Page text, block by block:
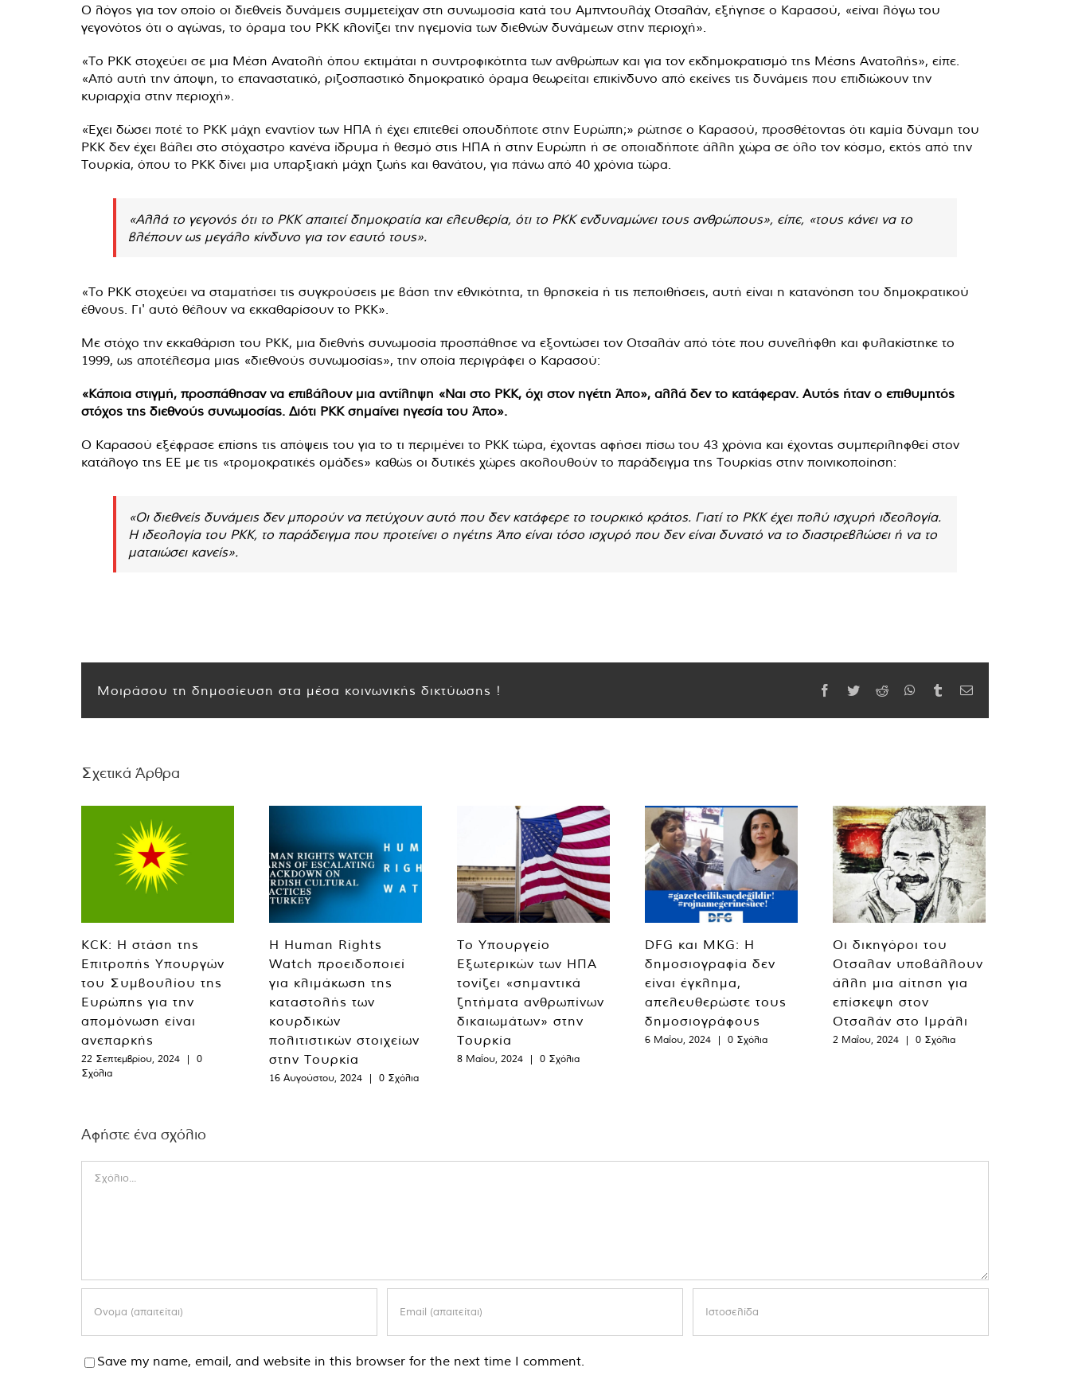
Ο λόγος για τον οποίο οι διεθνείς δυνάμεις συμμετείχαν στη συνωμοσία κατά του Αμπντουλάχ Οτσαλάν, εξήγησε ο Καρασού, «είναι λόγω του
γεγονότος ότι ο αγώνας, το όραμα του PKK κλονίζει την ηγεμονία των διεθνών δυνάμεων στην περιοχή».
«Το PKK στοχεύει σε μια Μέση Ανατολή όπου εκτιμάται η συντροφικότητα των ανθρώπων και για τον εκδημοκρατισμό της Μέσης Ανατολής», είπε.
«Από αυτή την άποψη, το επαναστατικό, ριζοσπαστικό δημοκρατικό όραμα θεωρείται επικίνδυνο από εκείνες τις δυνάμεις που επιδιώκουν την
κυριαρχία στην περιοχή».
«Έχει δώσει ποτέ το PKK μάχη εναντίον των ΗΠΑ ή έχει επιτεθεί οπουδήποτε στην Ευρώπη;» ρώτησε ο Καρασού, προσθέτοντας ότι καμία δύναμη του
PKK δεν έχει βάλει στο στόχαστρο κανένα ίδρυμα ή θεσμό στις ΗΠΑ ή στην Ευρώπη ή σε οποιαδήποτε άλλη χώρα σε όλο τον κόσμο, εκτός από την
Τουρκία, όπου το PKK δίνει μια υπαρξιακή μάχη ζωής και θανάτου, για πάνω από 40 χρόνια τώρα.
«Αλλά το γεγονός ότι το PKK απαιτεί δημοκρατία και ελευθερία, ότι το PKK ενδυναμώνει τους ανθρώπους», είπε, «τους κάνει να το
βλέπουν ως μεγάλο κίνδυνο για τον εαυτό τους».
«Το PKK στοχεύει να σταματήσει τις συγκρούσεις με βάση την εθνικότητα, τη θρησκεία ή τις πεποιθήσεις, αυτή είναι η κατανόηση του δημοκρατικού
έθνους. Γι' αυτό θέλουν να εκκαθαρίσουν το PKK».
Με στόχο την εκκαθάριση του PKK, μια διεθνής συνωμοσία προσπάθησε να εξοντώσει τον Οτσαλάν από τότε που συνελήφθη και φυλακίστηκε το
1999, ως αποτέλεσμα μιας «διεθνούς συνωμοσίας», την οποία περιγράφει ο Καρασού:
«Κάποια στιγμή, προσπάθησαν να επιβάλουν μια αντίληψη «Ναι στο PKK, όχι στον ηγέτη Άπο», αλλά δεν το κατάφεραν. Αυτός ήταν ο επιθυμητός
στόχος της διεθνούς συνωμοσίας. Διότι PKK σημαίνει ηγεσία του Άπο».
Ο Καρασού εξέφρασε επίσης τις απόψεις του για το τι περιμένει το PKK τώρα, έχοντας αφήσει πίσω του 43 χρόνια και έχοντας συμπεριληφθεί στον
κατάλογο της ΕΕ με τις «τρομοκρατικές ομάδες» καθώς οι δυτικές χώρες ακολουθούν το παράδειγμα της Τουρκίας στην ποινικοποίηση:
«Οι διεθνείς δυνάμεις δεν μπορούν να πετύχουν αυτό που δεν κατάφερε το τουρκικό κράτος. Γιατί το PKK έχει πολύ ισχυρή ιδεολογία.
Η ιδεολογία του PKK, το παράδειγμα που προτείνει ο ηγέτης Άπο είναι τόσο ισχυρό που δεν είναι δυνατό να το διαστρεβλώσει ή να το
ματαιώσει κανείς».
Μοιράσου τη δημοσίευση στα μέσα κοινωνικής δικτύωσης ! Facebook
TwitterReddit WhatsApp
TumblrEmail
Σχετικά Άρθρα
KCK: Η στάση της
Επιτροπής Υπουργών
του Συμβουλίου της
Ευρώπης για την
απομόνωση είναι
ανεπαρκής
22 Σεπτεμβρίου, 2024 |
0
Σχόλια
Η Human Rights
Watch προειδοποιεί
για κλιμάκωση της
καταστολής των
κουρδικών
πολιτιστικών στοιχείων
στην Τουρκία
16 Αυγούστου, 2024 | 0 Σχόλια
Το Υπουργείο
Εξωτερικών των ΗΠΑ
τονίζει «σημαντικά
ζητήματα ανθρωπίνων
δικαιωμάτων» στην
Τουρκία
8 Μαΐου, 2024 | 0 Σχόλια
DFG και MKG: Η
δημοσιογραφία δεν
είναι έγκλημα,
απελευθερώστε τους
δημοσιογράφους
6 Μαΐου, 2024 | 0 Σχόλια
Οι δικηγόροι του
Οτσαλαν υποβάλλουν
άλλη μια αίτηση για
επίσκεψη στον
Οτσαλάν στο Ιμράλι
2 Μαΐου, 2024 | 0 Σχόλια
Αφήστε ένα σχόλιο
Save my name, email, and website in this browser for the next time I comment.